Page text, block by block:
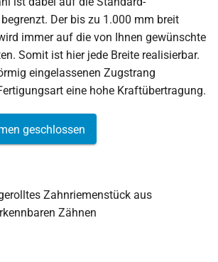
Der bis zu 1.000 mm breit
immer auf die von Ihnen gewünschte
Somit ist hier jede Breite realisierbar.
eingelassenen Zugstrang
eine hohe Kraftübertragung.
geschlossen